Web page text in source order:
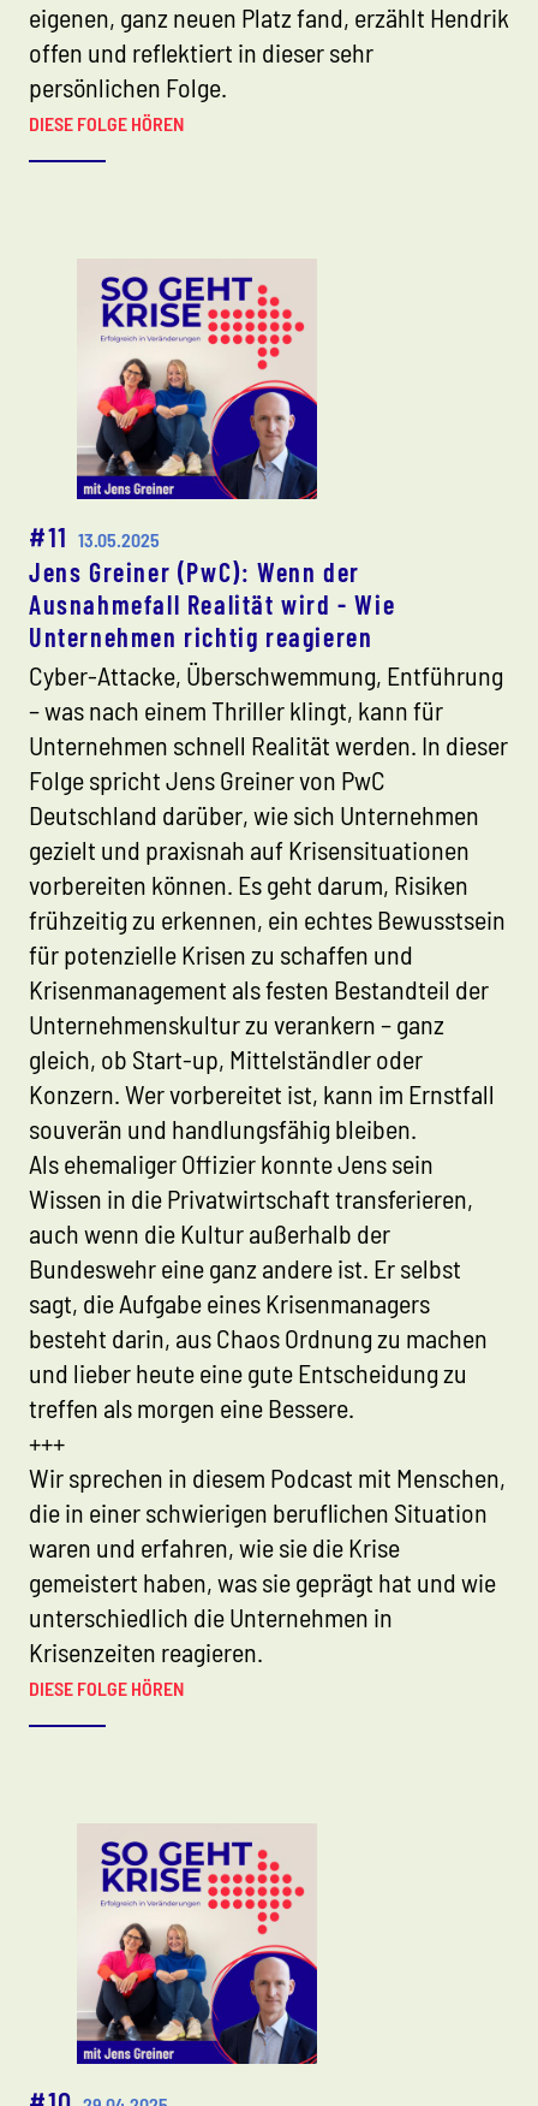
eigenen, ganz neuen Platz fand, erzählt Hendrik
offen und reflektiert in dieser sehr
persönlichen Folge.
DIESE FOLGE HÖREN
#11 13.05.2025
Jens Greiner (PwC): Wenn der
Ausnahmefall Realität wird - Wie
Unternehmen richtig reagieren
Cyber-Attacke, Überschwemmung, Entführung
– was nach einem Thriller klingt, kann für
Unternehmen schnell Realität werden. In dieser
Folge spricht Jens Greiner von PwC
Deutschland darüber, wie sich Unternehmen
gezielt und praxisnah auf Krisensituationen
vorbereiten können. Es geht darum, Risiken
frühzeitig zu erkennen, ein echtes Bewusstsein
für potenzielle Krisen zu schaffen und
Krisenmanagement als festen Bestandteil der
Unternehmenskultur zu verankern – ganz
gleich, ob Start-up, Mittelständler oder
Konzern. Wer vorbereitet ist, kann im Ernstfall
souverän und handlungsfähig bleiben.
Als ehemaliger Offizier konnte Jens sein
Wissen in die Privatwirtschaft transferieren,
auch wenn die Kultur außerhalb der
Bundeswehr eine ganz andere ist. Er selbst
sagt, die Aufgabe eines Krisenmanagers
besteht darin, aus Chaos Ordnung zu machen
und lieber heute eine gute Entscheidung zu
treffen als morgen eine Bessere.
+++
Wir sprechen in diesem Podcast mit Menschen,
die in einer schwierigen beruflichen Situation
waren und erfahren, wie sie die Krise
gemeistert haben, was sie geprägt hat und wie
unterschiedlich die Unternehmen in
Krisenzeiten reagieren.
DIESE FOLGE HÖREN